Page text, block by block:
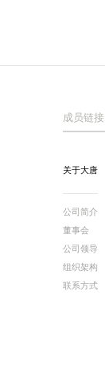
成员链接
关于大唐
公司简介
董事会
公司领导
组织架构
联系方式